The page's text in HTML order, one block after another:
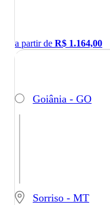
a partir de R$ 1.164,00
Goiânia - GO
Sorriso - MT